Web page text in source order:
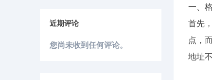
一、
首先
点，
地址
近期评论
您尚未收到任何评论。